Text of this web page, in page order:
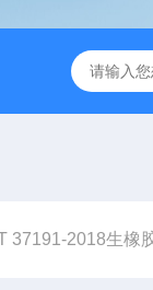
A310快速卤素水
37191-2018生橡